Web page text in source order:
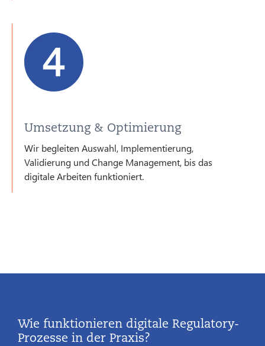
Umsetzung & Optimierung
Wir begleiten Auswahl, Implementierung,
Validierung und Change Management, bis das
digitale Arbeiten funktioniert.
Wie funktionieren digitale Regulatory-
Prozesse in der Praxis?